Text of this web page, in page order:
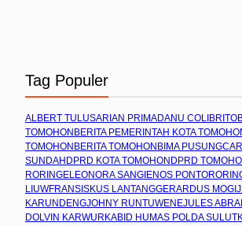
Tag Populer
ALBERT TULUSARIAN PRIMADANU COLIBRITO
TOMOHON BERITA PEMERINTAH KOTA
TOMOHON BERITA TOMOHON BIMA PUSUNG
SUNDAH DPRD KOTA TOMOHON DPRD
RORINGELEONORA SANGI ENOS
LIUWFRANSISKUS LANTANGGERARDUS MOGI
KARUNDENGJOHNY RUNTUWENEJULES
DOLVIN KARWUR KABID HUMAS POLDA SULUT